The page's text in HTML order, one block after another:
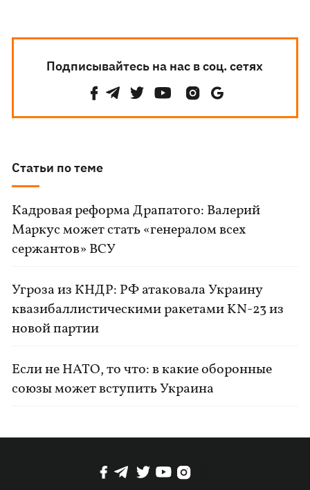
Подписывайтесь на нас в соц. сетях
Статьи по теме
Кадровая реформа Драпатого: Валерий
Маркус может стать «генералом всех
сержантов» ВСУ
Угроза из КНДР: РФ атаковала Украину
квазибаллистическими ракетами KN-23 из
новой партии
Если не НАТО, то что: в какие оборонные
союзы может вступить Украина